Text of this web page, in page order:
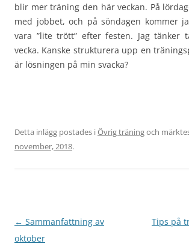
blir mer träning den här veckan. På
med jobbet, och på söndagen kommer
vara ”lite trött” efter festen. Jag tänker
vecka. Kanske strukturera upp en
är lösningen på min svacka?
Detta inlägg postades iÖvrig träningoch
november, 2018.
Inläggsnavigering
← Sammanfattning av
oktober
Tips på